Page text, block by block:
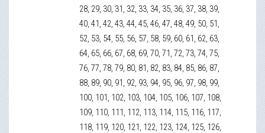
28, 29, 30, 31, 32, 33, 34, 35, 36, 37, 38, 39,
40, 41, 42, 43, 44, 45, 46, 47, 48, 49, 50, 51,
52, 53, 54, 55, 56, 57, 58, 59, 60, 61, 62, 63,
64, 65, 66, 67, 68, 69, 70, 71, 72, 73, 74, 75,
76, 77, 78, 79, 80, 81, 82, 83, 84, 85, 86, 87,
88, 89, 90, 91, 92, 93, 94, 95, 96, 97, 98, 99,
100, 101, 102, 103, 104, 105, 106, 107, 108,
109, 110, 111, 112, 113, 114, 115, 116, 117,
118, 119, 120, 121, 122, 123, 124, 125, 126,